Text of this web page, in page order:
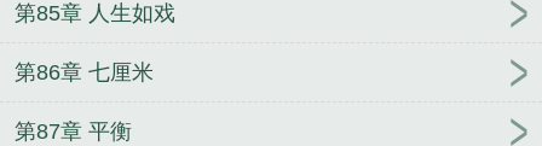
第85章 人生如戏
第86章 七厘米
第87章 平衡